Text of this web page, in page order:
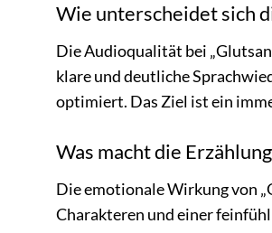
Wie unterscheidet sich
Die Audioqualität bei
klare und deutliche
optimiert. Das Ziel ist ein
Was macht die
Die emotionale Wirkung von
Charakteren und einer